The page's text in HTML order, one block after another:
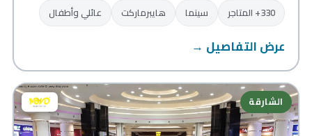
330+ المتاجر سينما هايبرماركت عائلي وأطفال
عرض التفاصيل →
الشارقة